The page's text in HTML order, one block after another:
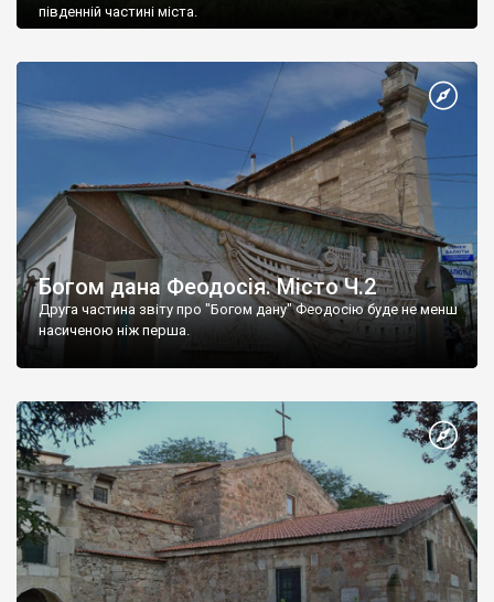
південній частині міста.
Богом дана Феодосія. Місто Ч.2
Друга частина звіту про "Богом дану" Феодосію буде не менш
насиченою ніж перша.